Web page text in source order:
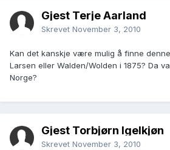
Gjest Terje Aarland
Skrevet November 3, 2010
Kan det kanskje være mulig å finne
Larsen eller Walden/Wolden i 1875? Da
Norge?
Gjest Torbjørn Igelkjøn
Skrevet November 3, 2010